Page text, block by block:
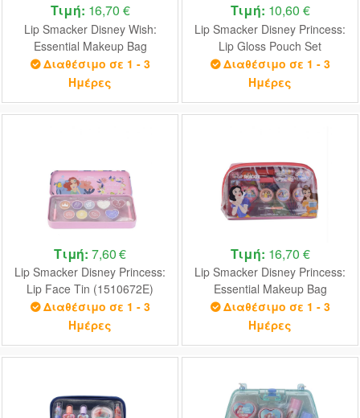
Τιμή: 16,70 €
Lip Smacker Disney Wish:
Essential Makeup Bag
(1510712E)
Διαθέσιμο σε 1 - 3
Ημέρες
Τιμή: 10,60 €
Lip Smacker Disney Princess:
Lip Gloss Pouch Set
(1510678E)
Διαθέσιμο σε 1 - 3
Ημέρες
Τιμή: 7,60 €
Lip Smacker Disney Princess:
Lip Face Tin (1510672E)
Διαθέσιμο σε 1 - 3
Ημέρες
Τιμή: 16,70 €
Lip Smacker Disney Princess:
Essential Makeup Bag
(1510675E)
Διαθέσιμο σε 1 - 3
Ημέρες